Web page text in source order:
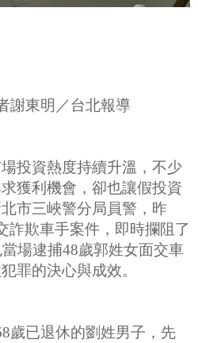
謝東明／台北報導
投資熱度持續升溫，不少
獲利機會，卻也讓假投資
市三峽警分局員警，昨
詐欺車手案件，即時攔阻了
場逮捕48歲郭姓女面交車
罪的決心與成效。
歲已退休的劉姓男子，先